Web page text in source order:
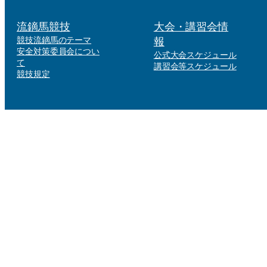
流鏑馬競技
競技流鏑馬のテーマ
安全対策委員会につい
て
競技規定
大会・講習会情
報
公式大会スケジュール
講習会等スケジュール